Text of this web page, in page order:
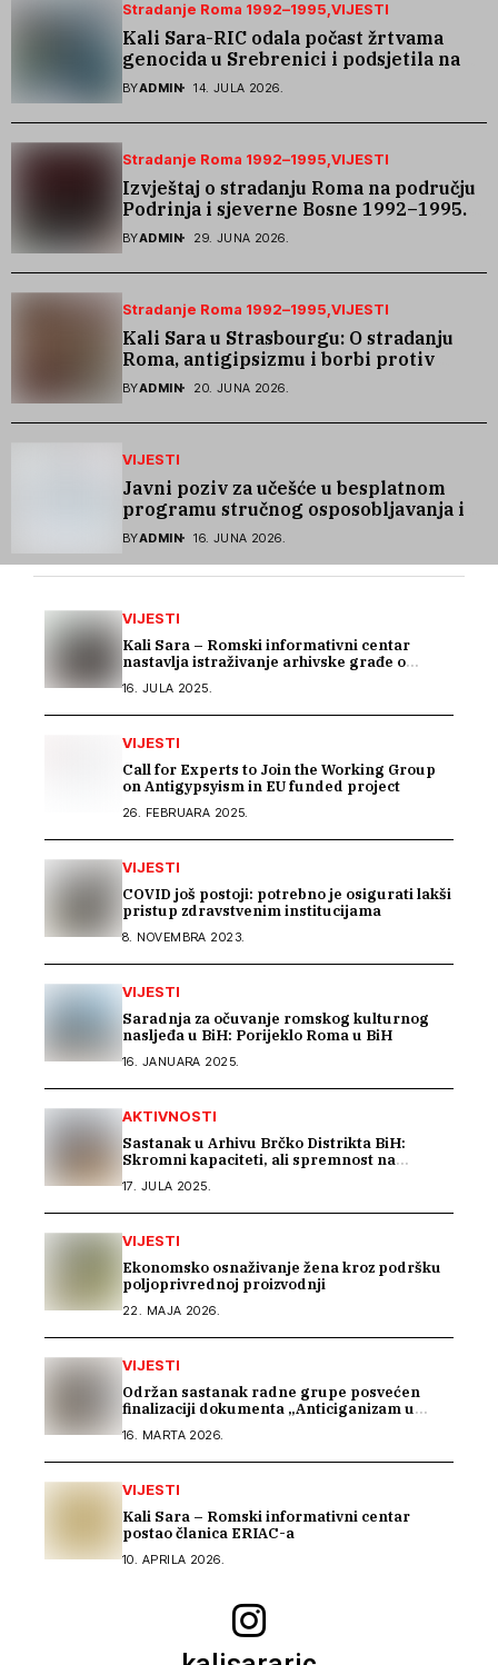
Stradanje Roma 1992–1995 VIJESTI
Kali Sara-RIC odala počast žrtvama
genocida u Srebrenici i podsjetila na
stradanje Roma iz Skočića
BYADMIN 14. JULA 2026.
Stradanje Roma 1992–1995 VIJESTI
Izvještaj o stradanju Roma na području
Podrinja i sjeverne Bosne 1992–1995.
godine
BYADMIN 29. JUNA 2026.
Stradanje Roma 1992–1995 VIJESTI
Kali Sara u Strasbourgu: O stradanju
Roma, antigipsizmu i borbi protiv
govora mržnje
BYADMIN 20. JUNA 2026.
VIJESTI
Javni poziv za učešće u besplatnom
programu stručnog osposobljavanja i
podrške pri zapošljavanju
BYADMIN 16. JUNA 2026.
VIJESTI
Kali Sara – Romski informativni centar
nastavlja istraživanje arhivske građe o
Srpske
16. JULA 2025.
VIJESTI
Call for Experts to Join the Working Group
on Antigypsyism in EU funded project
26. FEBRUARA 2025.
VIJESTI
COVID još postoji: potrebno je osigurati lakši
pristup zdravstvenim institucijama
8. NOVEMBRA 2023.
VIJESTI
Saradnja za očuvanje romskog kulturnog
nasljeđa u BiH: Porijeklo Roma u BiH
16. JANUARA 2025.
AKTIVNOSTI
Sastanak u Arhivu Brčko Distrikta BiH:
Skromni kapaciteti, ali spremnost na
Kali Sara
17. JULA 2025.
VIJESTI
Ekonomsko osnaživanje žena kroz podršku
poljoprivrednoj proizvodnji
22. MAJA 2026.
VIJESTI
Održan sastanak radne grupe posvećen
finalizaciji dokumenta „Anticiganizam u
16. MARTA 2026.
VIJESTI
Kali Sara – Romski informativni centar
postao članica ERIAC-a
10. APRILA 2026.